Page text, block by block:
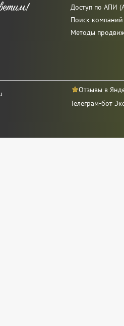
Доступ по АПИ
Поиск
Методы
Отзывы в
Телеграм-бот